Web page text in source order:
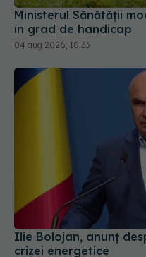
04 aug 2026, 10:33
Ilie Bolojan, anunț
crizei energetice
06 aug 2026, 15:24